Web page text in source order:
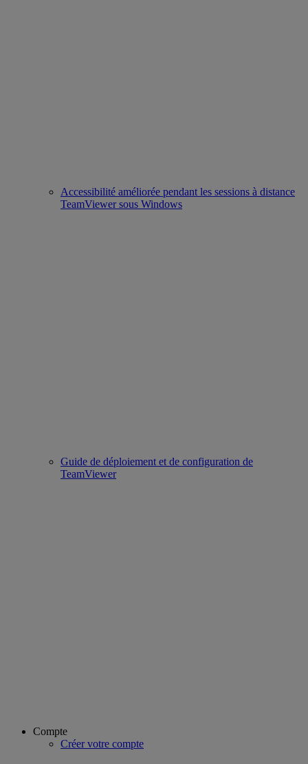
Accessibilité améliorée pendant les sessions à distance
TeamViewer sous Windows
Guide de déploiement et de configuration de
TeamViewer
Compte
Créer votre compte